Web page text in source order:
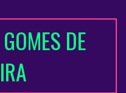
DE